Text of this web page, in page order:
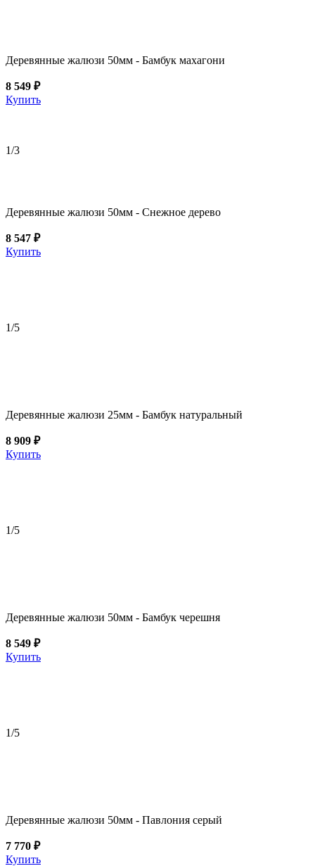
Деревянные жалюзи 50мм - Бамбук махагони
8 549 ₽
Купить
1/3
Деревянные жалюзи 50мм - Снежное дерево
8 547 ₽
Купить
1/5
Деревянные жалюзи 25мм - Бамбук натуральный
8 909 ₽
Купить
1/5
Деревянные жалюзи 50мм - Бамбук черешня
8 549 ₽
Купить
1/5
Деревянные жалюзи 50мм - Павлония серый
7 770 ₽
Купить